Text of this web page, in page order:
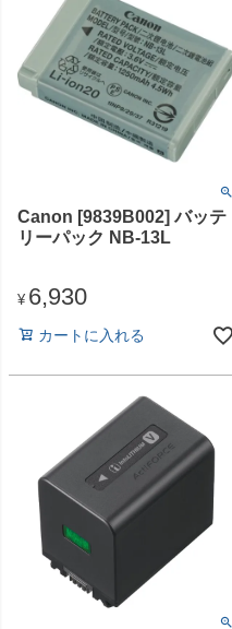
Canon [9839B002] バッテ
リーパック NB-13L
¥ 6,930
カートに入れる